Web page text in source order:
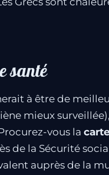
santé
à être de
mieux
vous la
de la Sécurité
auprès de la